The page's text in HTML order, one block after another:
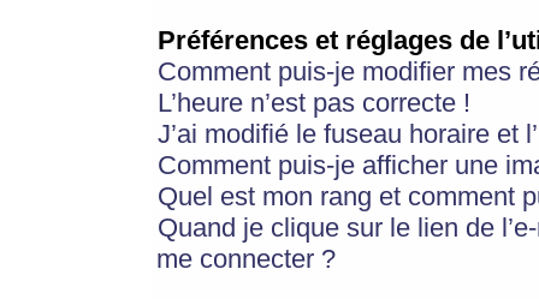
Préférences et réglages de
Comment puis-je modifier mes
L’heure n’est pas correcte !
J’ai modifié le fuseau horaire et
Comment puis-je afficher une
Quel est mon rang et comment
Quand je clique sur le lien de
me connecter ?